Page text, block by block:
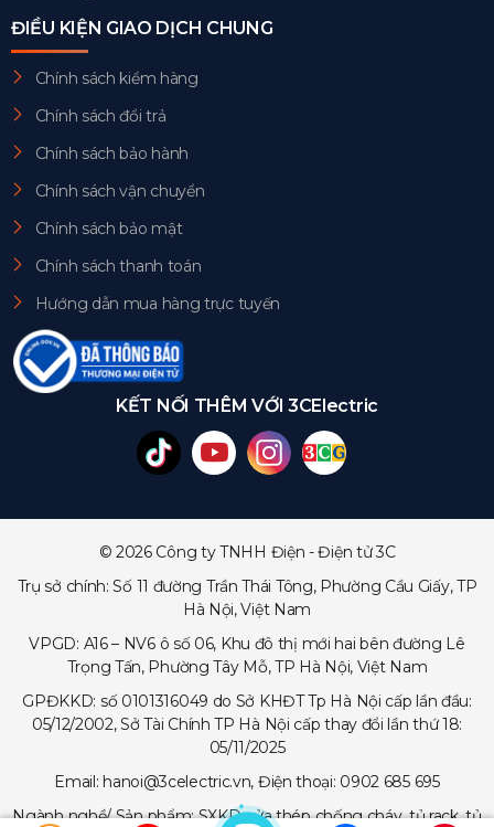
ĐIỀU KIỆN GIAO DỊCH CHUNG
Chính sách kiểm hàng
Chính sách đổi trả
Chính sách bảo hành
Chính sách vận chuyển
Chính sách bảo mật
Chính sách thanh toán
Hướng dẫn mua hàng trực tuyến
KẾT NỐI THÊM VỚI 3CElectric
© 2026 Công ty TNHH Điện - Điện tử 3C
Trụ sở chính: Số 11 đường Trần Thái Tông, Phường Cầu Giấy, TP
Hà Nội, Việt Nam
VPGD: A16 – NV6 ô số 06, Khu đô thị mới hai bên đường Lê
Trọng Tấn, Phường Tây Mỗ, TP Hà Nội, Việt Nam
GPĐKKD: số 0101316049 do Sở KHĐT Tp Hà Nội cấp lần đầu:
05/12/2002, Sở Tài Chính TP Hà Nội cấp thay đổi lần thứ 18:
05/11/2025
Email: hanoi@3celectric.vn, Điện thoại: 0902 685 695
Ngành nghề/ Sản phẩm: SXKD cửa thép chống cháy, tủ rack, tủ